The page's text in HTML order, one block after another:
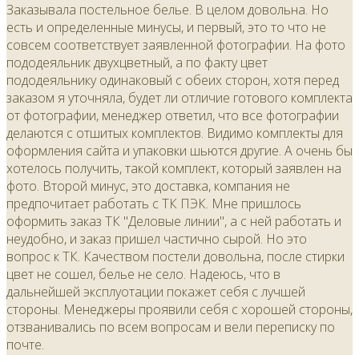
Заказывала постельное белье. В целом довольна. Но
есть и определенные минусы, и первый, это то что не
совсем соответствует заявленной фотографии. На фото
пододеяльник двухцветный, а по факту цвет
пододеяльнику одинаковый с обеих сторон, хотя перед
заказом я уточняла, будет ли отличие готового комплекта
от фотографии, менеджер ответил, что все фотографии
делаются с отшитых комплектов. Видимо комплекты для
оформления сайта и упаковки шьются другие. А очень бы
хотелось получить, такой комплект, который заявлен на
фото. Второй минус, это доставка, компания не
предпочитает работать с ТК ПЭК. Мне пришлось
оформить заказ ТК "Деловые линии", а с ней работать и
неудобно, и заказ пришел частично сырой. Но это
вопрос к ТК. Качеством постели довольна, после стирки
цвет не сошел, белье не село. Надеюсь, что в
дальнейшей эксплуотации покажет себя с лучшей
стороны. Менеджеры проявили себя с хорошей стороны,
отзванивались по всем вопросам и вели переписку по
почте.